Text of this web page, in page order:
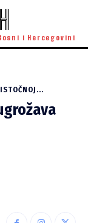
i Hercegovini